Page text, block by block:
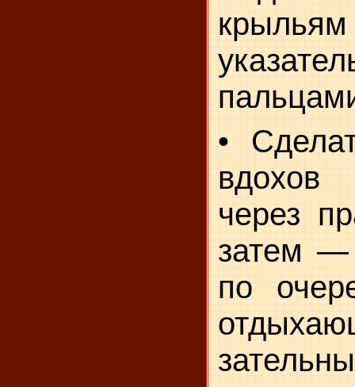
•
через
затем —
по